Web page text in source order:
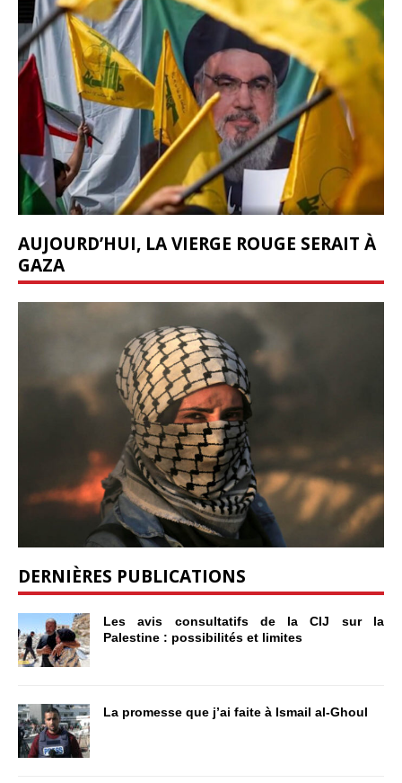
AUJOURD’HUI, LA VIERGE ROUGE SERAIT À
GAZA
DERNIÈRES PUBLICATIONS
Les avis consultatifs de la CIJ sur la
Palestine : possibilités et limites
La promesse que j’ai faite à Ismail al-Ghoul